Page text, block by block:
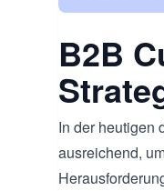
B2B
In der heutigen
ausreichend,